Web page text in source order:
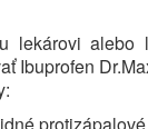
lekárovi alebo
Ibuprofen